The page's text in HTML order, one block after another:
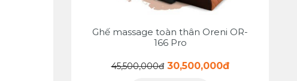
Ghế massage toàn thân Oreni OR-
166 Pro
45,500,000đ 30,500,000đ